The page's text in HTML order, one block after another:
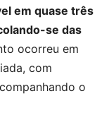
em quase três
se das
ocorreu em
com
o